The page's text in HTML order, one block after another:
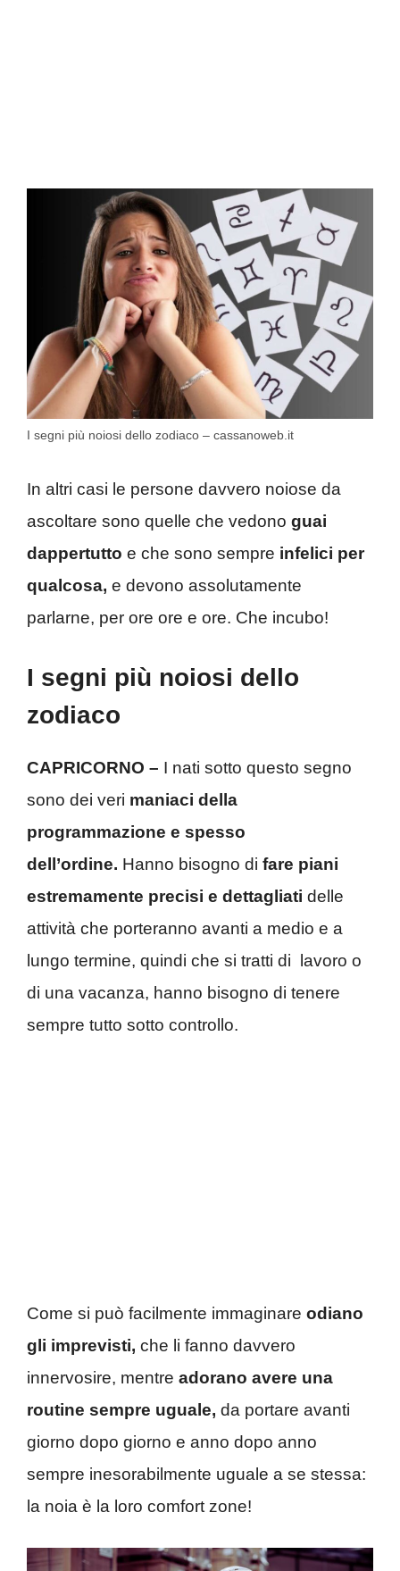
I segni più noiosi dello zodiaco – cassanoweb.it
In altri casi le persone davvero noiose da
ascoltare sono quelle che vedono guai
dappertutto e che sono sempre infelici per
qualcosa, e devono assolutamente
parlarne, per ore ore e ore. Che incubo!
I segni più noiosi dello
zodiaco
CAPRICORNO – I nati sotto questo segno
sono dei veri maniaci della
programmazione e spesso
dell’ordine. Hanno bisogno di fare piani
estremamente precisi e dettagliati delle
attività che porteranno avanti a medio e a
lungo termine, quindi che si tratti di lavoro o
di una vacanza, hanno bisogno di tenere
sempre tutto sotto controllo.
Come si può facilmente immaginare odiano
gli imprevisti, che li fanno davvero
innervosire, mentre adorano avere una
routine sempre uguale, da portare avanti
giorno dopo giorno e anno dopo anno
sempre inesorabilmente uguale a se stessa:
la noia è la loro comfort zone!